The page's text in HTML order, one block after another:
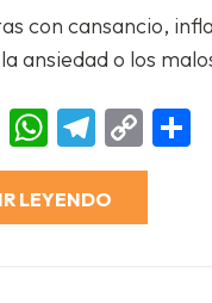
con cansancio,
ansiedad o los
Messenger
WhatsApp
Copy
Link
LEYENDO